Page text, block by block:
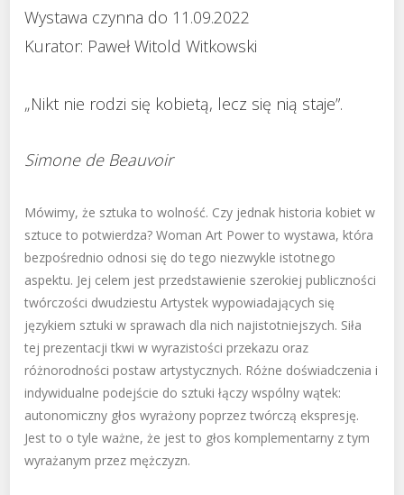
Wystawa czynna do 11.09.2022
Kurator: Paweł Witold Witkowski
„Nikt nie rodzi się kobietą, lecz się nią staje”.
Simone de Beauvoir
Mówimy, że sztuka to wolność. Czy jednak historia kobiet w
sztuce to potwierdza? Woman Art Power to wystawa, która
bezpośrednio odnosi się do tego niezwykle istotnego
aspektu. Jej celem jest przedstawienie szerokiej publiczności
twórczości dwudziestu Artystek wypowiadających się
językiem sztuki w sprawach dla nich najistotniejszych. Siła
tej prezentacji tkwi w wyrazistości przekazu oraz
różnorodności postaw artystycznych. Różne doświadczenia i
indywidualne podejście do sztuki łączy wspólny wątek:
autonomiczny głos wyrażony poprzez twórczą ekspresję.
Jest to o tyle ważne, że jest to głos komplementarny z tym
wyrażanym przez mężczyzn.